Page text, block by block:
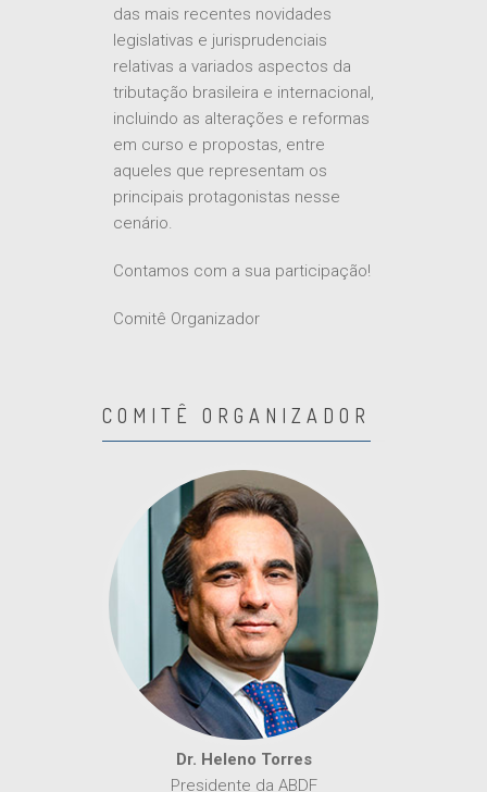
das mais recentes novidades
legislativas e jurisprudenciais
relativas a variados aspectos da
tributação brasileira e internacional,
incluindo as alterações e reformas
em curso e propostas, entre
aqueles que representam os
principais protagonistas nesse
cenário.
Contamos com a sua participação!
Comitê Organizador
COMITÊ ORGANIZADOR
Dr. Heleno Torres
Presidente da ABDF